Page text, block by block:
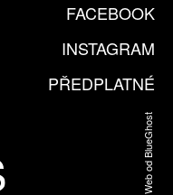
FACEBOOK
INSTAGRAM
PŘEDPLATNÉ
Web od BlueGhost